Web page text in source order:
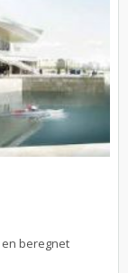
beregnet